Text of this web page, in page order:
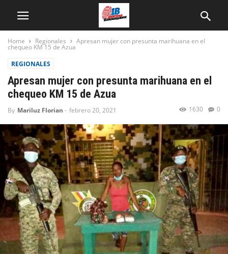
Home Regionales Apresan mujer con presunta marihuana en el
chequeo KM 15 de Azua
REGIONALES
Apresan mujer con presunta marihuana en el
chequeo KM 15 de Azua
By Mariluz Florian - febrero 20, 2021 0
1630